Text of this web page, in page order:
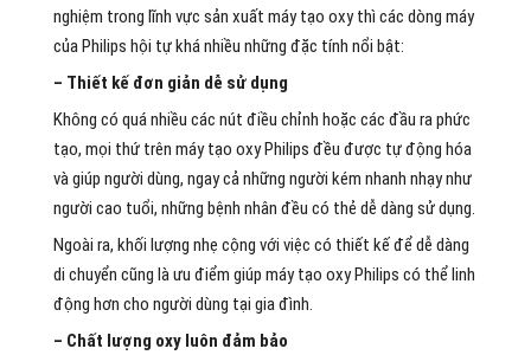
nghiệm trong lĩnh vực sản xuất máy tạo oxy thì các dòng máy
của Philips hội tự khá nhiều những đặc tính nổi bật:
– Thiết kế đơn giản dễ sử dụng
Không có quá nhiều các nút điều chỉnh hoặc các đầu ra phức
tạo, mọi thứ trên máy tạo oxy Philips đều được tự động hóa
và giúp người dùng, ngay cả những người kém nhanh nhạy như
người cao tuổi, những bệnh nhân đều có thẻ dễ dàng sử dụng.
Ngoài ra, khối lượng nhẹ cộng với việc có thiết kế để dễ dàng
di chuyển cũng là ưu điểm giúp máy tạo oxy Philips có thể linh
động hơn cho người dùng tại gia đình.
– Chất lượng oxy luôn đảm bảo